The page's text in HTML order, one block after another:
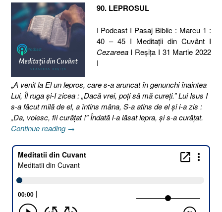
90. LEPROSUL
I Podcast I Pasaj Biblic : Marcu 1 :
40 – 45 I Meditaţii din Cuvânt I
CezareeaI Reşiţa I 31 Martie 2022
I
„A venit la El un lepros, care s-a aruncat în genunchi înaintea
Lui, Îl ruga şi-I zicea : „Dacă vrei, poţi să mă cureţi.” Lui Isus I
s-a făcut milă de el, a întins mâna, S-a atins de el şi i-a zis :
„Da, voiesc, fii curăţat !” Îndată l-a lăsat lepra, şi s-a curăţat.
Continue reading „90.
[Marcu
1.40-
45]”
→